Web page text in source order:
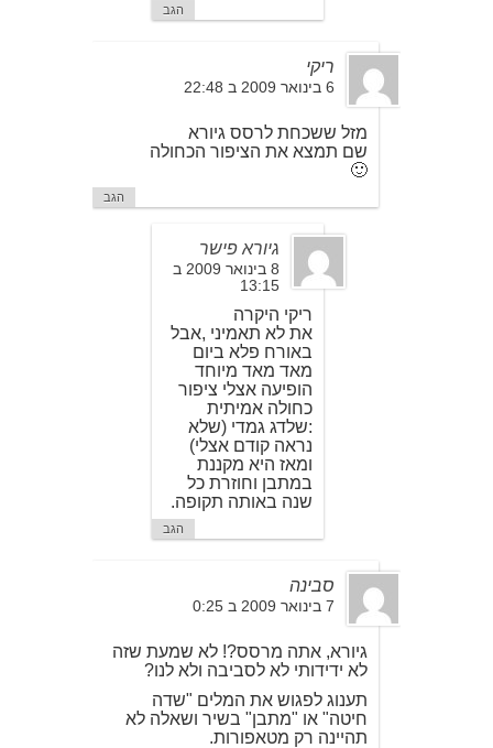
הגב
ריקי
6 בינואר 2009 ב 22:48
מזל ששכחת לרסס גיורא
שם תמצא את הציפור הכחולה
🙂
הגב
גיורא פישר
8 בינואר 2009 ב
13:15
ריקי היקרה
את לא תאמיני ,אבל
באורח פלא ביום
מאד מאד מיוחד
הופיעה אצלי ציפור
כחולה אמיתית
:שלדג גמדי (שלא
נראה קודם אצלי)
ומאז היא מקננת
במתבן וחוזרת כל
שנה באותה תקופה.
הגב
סבינה
7 בינואר 2009 ב 0:25
גיורא, אתה מרסס?! לא שמעת שזה
לא ידידותי לא לסביבה ולא לנו?
תענוג לפגוש את המלים "שדה
חיטה" או "מתבן" בשיר ושאלה לא
תהיינה רק מטאפורות.